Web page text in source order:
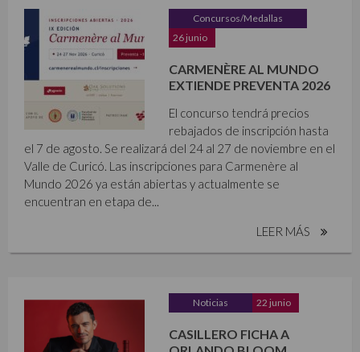
Concursos/Medallas
26 junio
CARMENÈRE AL MUNDO
EXTIENDE PREVENTA 2026
El concurso tendrá precios
rebajados de inscripción hasta
el 7 de agosto. Se realizará del 24 al 27 de noviembre en el
Valle de Curicó. Las inscripciones para Carmenère al
Mundo 2026 ya están abiertas y actualmente se
encuentran en etapa de...
LEER MÁS
Noticias 22 junio
CASILLERO FICHA A